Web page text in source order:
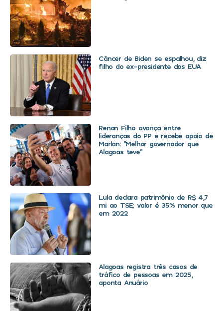
Câncer de Biden se espalhou, diz
filho do ex-presidente dos EUA
Renan Filho avança entre
lideranças do PP e recebe apoio de
Marlan: “Melhor governador que
Alagoas teve”
Lula declara patrimônio de R$ 4,7
mi ao TSE; valor é 35% menor que
em 2022
Alagoas registra três casos de
tráfico de pessoas em 2025,
aponta Anuário